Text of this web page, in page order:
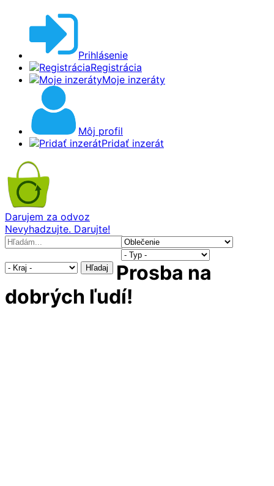
Prihlásenie
Registrácia
Moje inzeráty
Môj profil
Pridať inzerát
Darujem za odvoz
Nevyhadzujte. Darujte!
Hľadaj
Prosba na
dobrých ľudí!